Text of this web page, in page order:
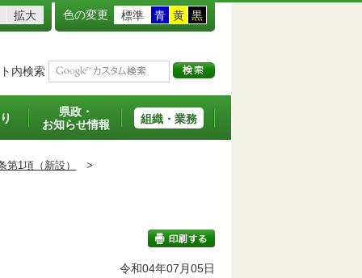
拡大 色の変更 標準 青 黄 黒
内検索
県政・
お知らせ情報
組織・業務
第1項（新設） >
令和04年07月05日